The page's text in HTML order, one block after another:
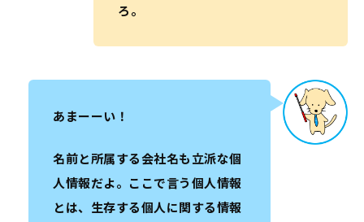
ろ。
あまーーい！
名前と所属する会社名も立派な個
人情報だよ。ここで言う個人情報
とは、生存する個人に関する情報